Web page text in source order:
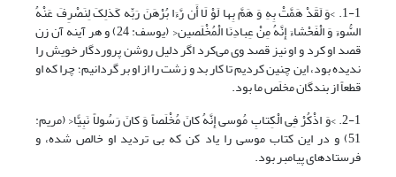
1-1. >وَ لَقَدْ هَمَّتْ بِهِ وَ هَمَّ بِها لَوْ لَا أَن رَّءَا بُرْهَنَ رَبِّه کَذلِکَ لِنَصْرِفَ عَنْهُ
السُّوءَ وَ الْفَحْشاءَ إِنَّهُ مِنْ عِبادِنَا الْمُخْلَصین‌< (یوسف: 24) و هر آینه آن زن
قصد او کرد و او نیز قصد وی می‌کرد اگر دلیل روشن پروردگار خویش را
ندیده بود، این چنین کردیم تا کار بد و زشت را از او بر گردانیم؛ چرا که او
قطعاً از بندگان مخلَص ما بود.
2-1. >وَ اذْکُرْ فِی الْکِتابِ مُوسى‏ إِنَّهُ کانَ مُخْلَصاً وَ کانَ رَسُولاً نَبِیًّا< (مریم:
51) و در این کتاب موسى را یاد کن که بی تردید او خالص شده، و
فرستاده‏اى پیامبر بود.